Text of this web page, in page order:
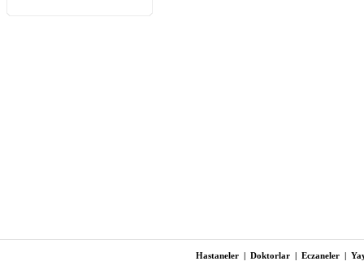
Hastaneler | Doktorlar | Eczaneler |